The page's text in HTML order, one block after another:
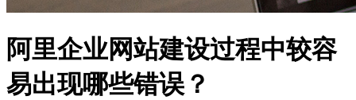
阿里企业网站建设过程中较容
易出现哪些错误？